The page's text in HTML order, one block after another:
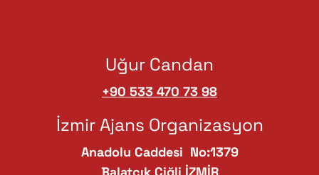
Uğur Candan
+90 533 470 73 98
İzmir Ajans Organizasyon
Anadolu Caddesi No:1379